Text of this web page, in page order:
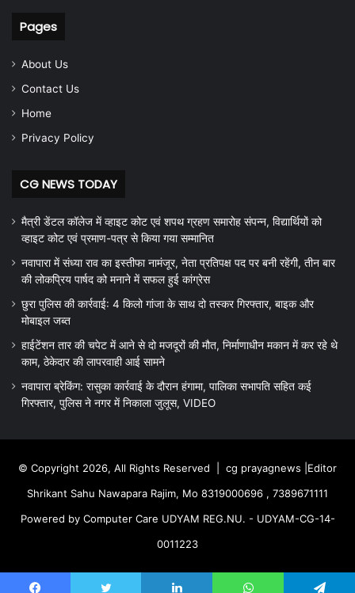
Pages
About Us
Contact Us
Home
Privacy Policy
CG NEWS TODAY
मैत्री डेंटल कॉलेज में व्हाइट कोट एवं शपथ ग्रहण समारोह संपन्न, विद्यार्थियों को
व्हाइट कोट एवं प्रमाण-पत्र से किया गया सम्मानित
नवापारा में संध्या राव का इस्तीफा नामंजूर, नेता प्रतिपक्ष पद पर बनी रहेंगी, तीन बार
की लोकप्रिय पार्षद को मनाने में सफल हुई कांग्रेस
छुरा पुलिस की कार्रवाई: 4 किलो गांजा के साथ दो तस्कर गिरफ्तार, बाइक और
मोबाइल जब्त
हाईटेंशन तार की चपेट में आने से दो मजदूरों की मौत, निर्माणाधीन मकान में कर रहे थे
काम, ठेकेदार की लापरवाही आई सामने
नवापारा ब्रेकिंग: रासुका कार्रवाई के दौरान हंगामा, पालिका सभापति सहित कई
गिरफ्तार, पुलिस ने नगर में निकाला जुलूस, VIDEO
© Copyright 2026, All Rights Reserved | cg prayagnews |Editor
Shrikant Sahu Nawapara Rajim, Mo 8319000696 , 7389671111
Powered by Computer Care UDYAM REG.NU. - UDYAM-CG-14-
0011223